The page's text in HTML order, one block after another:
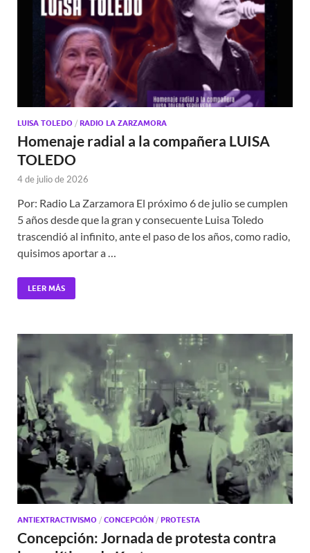
LUISA TOLEDO / RADIO LA ZARZAMORA
Homenaje radial a la compañera LUISA
TOLEDO
4 de julio de 2026
Por: Radio La Zarzamora El próximo 6 de julio se cumplen
5 años desde que la gran y consecuente Luisa Toledo
trascendió al infinito, ante el paso de los años, como radio,
quisimos aportar a …
LEER MÁS
ANTIEXTRACTIVISMO / CONCEPCIÓN / PROTESTA
Concepción: Jornada de protesta contra